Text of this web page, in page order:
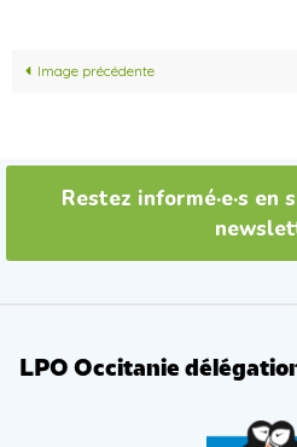
Image précédente
Restez informé·e·s
LPO Occitanie